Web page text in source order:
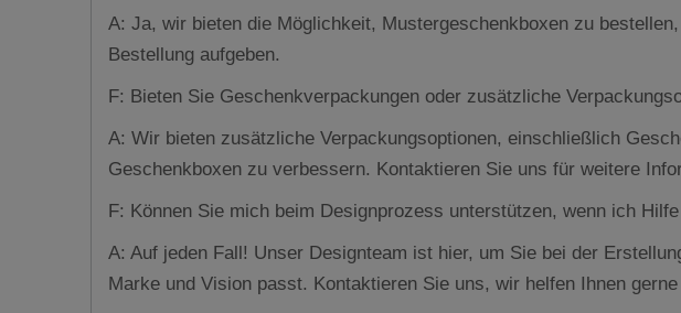
A: Ja, wir bieten die Möglichkeit, Mustergeschenkboxen zu
Bestellung aufgeben.
F: Bieten Sie Geschenkverpackungen oder zusätzliche
A: Wir bieten zusätzliche Verpackungsoptionen, einschließlich
Geschenkboxen zu verbessern. Kontaktieren Sie uns für weitere
F: Können Sie mich beim Designprozess unterstützen, wenn ich
A: Auf jeden Fall! Unser Designteam ist hier, um Sie bei der
Marke und Vision passt. Kontaktieren Sie uns, wir helfen Ihnen